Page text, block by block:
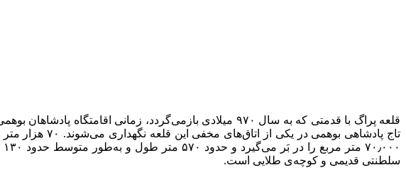
تاج پادشاهی بوهمی در یکی از اتاق‌های مخفی این قلعه نگهداری می‌شوند. ۷۰ هزار متر مربع مساحت، بنا بر
سلطنتی قدیمی و کوچه‌ی طلایی است.